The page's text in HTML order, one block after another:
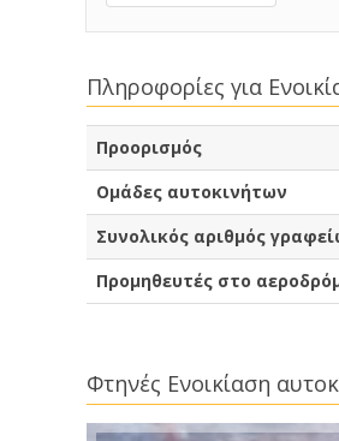
Πληροφορίες για
Προορισμός
Ομάδες αυτοκινήτων
Συνολικός αριθμός
Προμηθευτές στο
Φτηνές Ενοικίαση